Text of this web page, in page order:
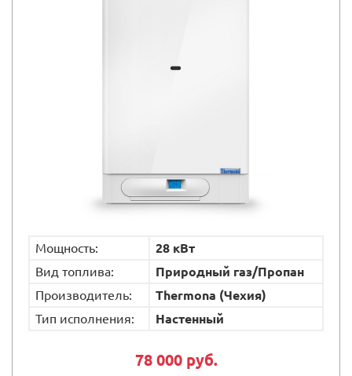
Мощность:
28 кВт
Вид топлива:
Природный газ/Пропан
Производитель:
Thermona (Чехия)
Тип исполнения:
Настенный
78 000 руб.